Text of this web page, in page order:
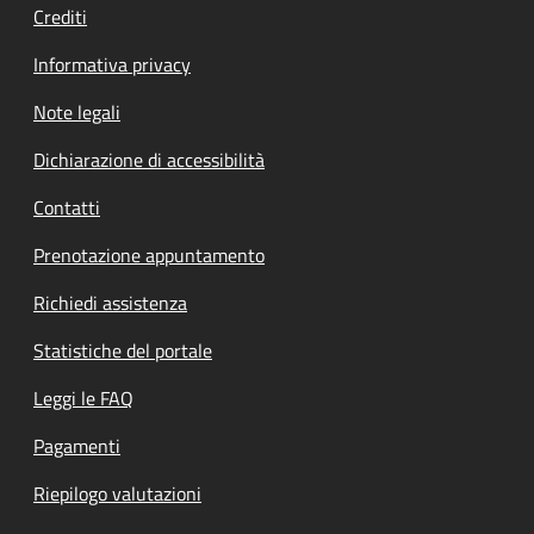
Crediti
Informativa privacy
Note legali
Dichiarazione di accessibilità
Contatti
Prenotazione appuntamento
Richiedi assistenza
Statistiche del portale
Leggi le FAQ
Pagamenti
Riepilogo valutazioni